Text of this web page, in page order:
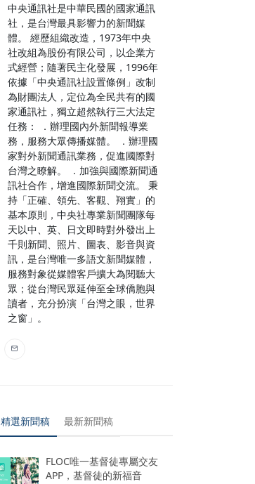
中央通訊社是中華民國的國家通訊
社，是台灣最具影響力的新聞媒
體。 經歷組織改造，1973年中央
社改組為股份有限公司，以企業方
式經營；隨著民主化發展，1996年
依據「中央通訊社設置條例」改制
為財團法人，定位為全民共有的國
家通訊社，獨立超然執行三大法定
任務： ．辦理國內外新聞報導業
務，服務大眾傳播媒體。 ．辦理國
家對外新聞通訊業務，促進國際對
台灣之瞭解。 ．加強與國際新聞通
訊社合作，增進國際新聞交流。 秉
持「正確、領先、客觀、翔實」的
基本原則，中央社專業新聞團隊每
天以中、英、日文即時對外發出上
千則新聞、照片、圖表、影音與資
訊，是台灣唯一多語文新聞媒體，
服務對象從媒體客戶擴大為閱聽大
眾；從台灣民眾延伸至全球僑胞與
讀者，充分扮演「台灣之眼，世界
之窗」。
精選新聞稿 最新新聞稿
FLOC唯一基督徒專屬交友
APP，基督徒的新福音